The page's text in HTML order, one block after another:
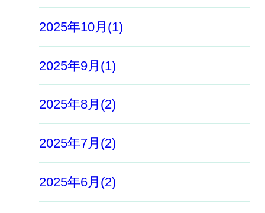
2025年10月(1)
2025年9月(1)
2025年8月(2)
2025年7月(2)
2025年6月(2)